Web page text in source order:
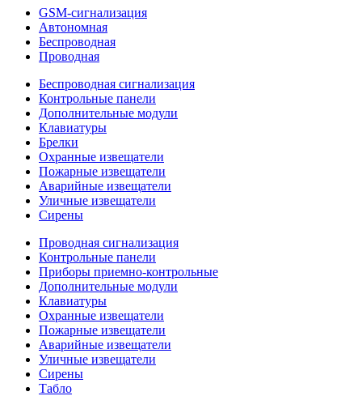
GSM-сигнализация
Автономная
Беспроводная
Проводная
Беспроводная сигнализация
Контрольные панели
Дополнительные модули
Клавиатуры
Брелки
Охранные извещатели
Пожарные извещатели
Аварийные извещатели
Уличные извещатели
Сирены
Проводная сигнализация
Контрольные панели
Приборы приемно-контрольные
Дополнительные модули
Клавиатуры
Охранные извещатели
Пожарные извещатели
Аварийные извещатели
Уличные извещатели
Сирены
Табло